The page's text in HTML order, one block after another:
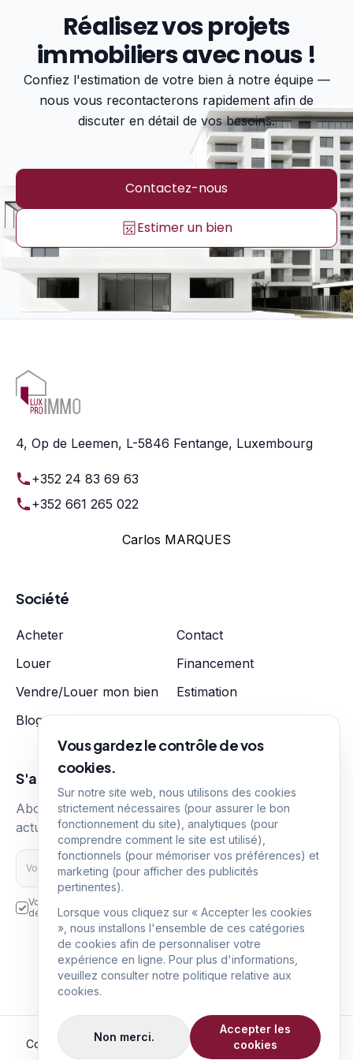
Réalisez vos projets
immobiliers avec nous !
Confiez l'estimation de votre bien à notre équipe —
nous vous recontacterons rapidement afin de
discuter en détail de vos besoins.
Contactez-nous
Estimer un bien
4, Op de Leemen, L-5846 Fentange, Luxembourg
+352 24 83 69 63
+352 661 265 022
Carlos MARQUES
Société
Acheter
Contact
Louer
Financement
Vendre/Louer mon bien
Estimation
Blog
Nos tarifs
S'abonner
Abonnez-vous pour recevoir nos dernières
actualités immobilières
Vos données personnelles sont transmises et utilisées aux fins
décrites dans la politique de confidentialité.
Suivez-nous sur
Copyright © LUX-PRO-IMMO, 2026
Tous droits réservés
Vous gardez le contrôle de vos
cookies.
Sur notre site web, nous utilisons des cookies
strictement nécessaires (pour assurer le bon
fonctionnement du site), analytiques (pour
comprendre comment le site est utilisé),
fonctionnels (pour mémoriser vos préférences) et
marketing (pour afficher des publicités
pertinentes).
Lorsque vous cliquez sur « Accepter les cookies
», nous installons l'ensemble de ces catégories
de cookies afin de personnaliser votre
expérience en ligne. Pour plus d'informations,
veuillez consulter notre politique relative aux
cookies.
Non merci.
Accepter les
cookies